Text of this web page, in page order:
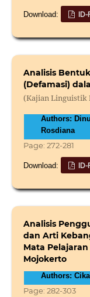
Download: ID-
Analisis
(Defamasi)
(Kajian Linguistik
Authors:
Rosdiana
Page: 272-281
Download: ID-
Analisis
dan Arti
Mata Pelajaran
Mojokerto
Authors:
Page: 282-303